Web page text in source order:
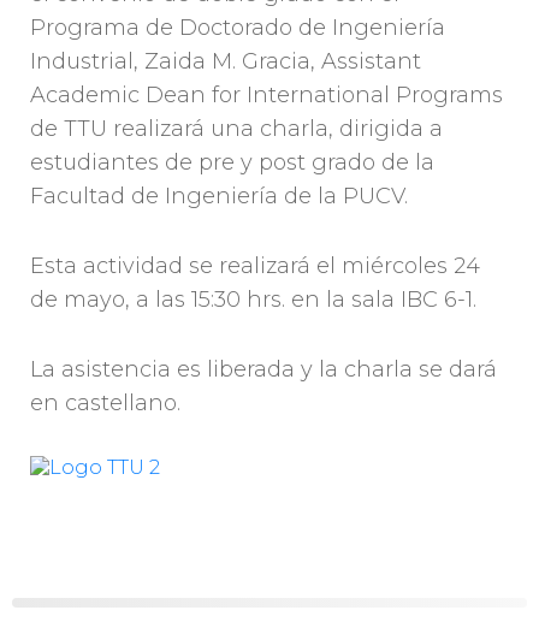
Programa de Doctorado de Ingeniería
Industrial, Zaida M. Gracia, Assistant
Academic Dean for International Programs
de TTU realizará una charla, dirigida a
estudiantes de pre y post grado de la
Facultad de Ingeniería de la PUCV.
Esta actividad se realizará el miércoles 24
de mayo, a las 15:30 hrs. en la sala IBC 6-1.
La asistencia es liberada y la charla se dará
en castellano.